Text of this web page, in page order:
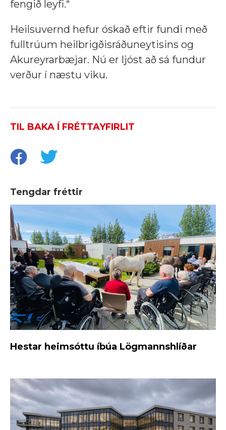
fengið leyfi.“
Heilsuvernd hefur óskað eftir fundi með
fulltrúum heilbrigðisráðuneytisins og
Akureyrarbæjar. Nú er ljóst að sá fundur
verður í næstu viku.
TIL BAKA Í FRÉTTAYFIRLIT
Tengdar fréttir
Hestar heimsóttu íbúa Lögmannshlíðar